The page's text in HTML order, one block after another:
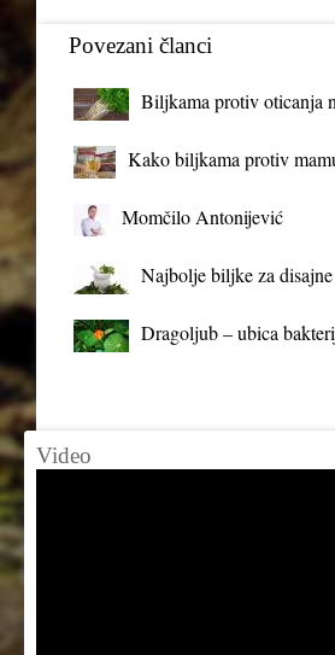
Povezani članci
Biljkama protiv oticanja
Kako biljkama protiv
Momčilo Antonijević
Najbolje biljke za
Dragoljub – ubica
Video